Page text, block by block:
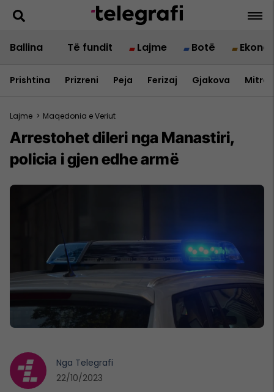
Ballina Të fundit Lajme Botë
Prishtina Prizreni Peja Ferizaj Gjakova
Lajme > Maqedonia e Veriut
Arrestohet dileri nga Manastiri,
policia i gjen edhe armë
Nga Telegrafi
22/10/2023